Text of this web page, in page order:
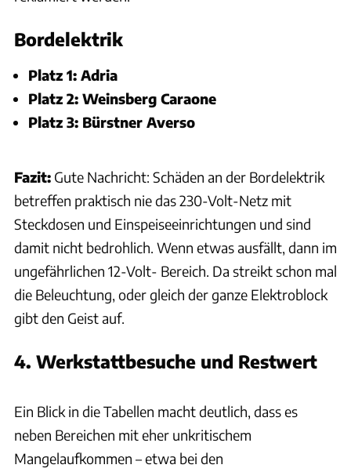
Bordelektrik
Platz 1: Adria
Platz 2: Weinsberg Caraone
Platz 3: Bürstner Averso
Fazit: Gute Nachricht: Schäden an der Bordelektrik
betreffen praktisch nie das 230-Volt-Netz mit
Steckdosen und Einspeiseeinrichtungen und sind
damit nicht bedrohlich. Wenn etwas ausfällt, dann im
ungefährlichen 12-Volt- Bereich. Da streikt schon mal
die Beleuchtung, oder gleich der ganze Elektroblock
gibt den Geist auf.
4. Werkstattbesuche und RestwertCARAVANING
Ein Blick in die Tabellen macht deutlich, dass es
neben Bereichen mit eher unkritischem
Mangelaufkommen – etwa bei den